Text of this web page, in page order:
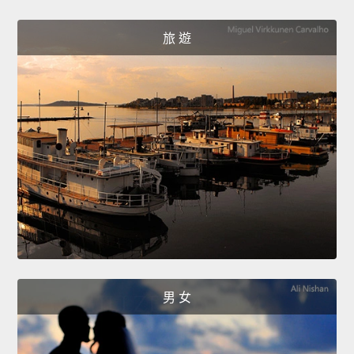
旅 遊
男 女